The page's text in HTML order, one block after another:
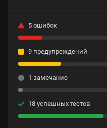
5 ошибок
9 предупреждений
1 замечание
18 успешных тестов